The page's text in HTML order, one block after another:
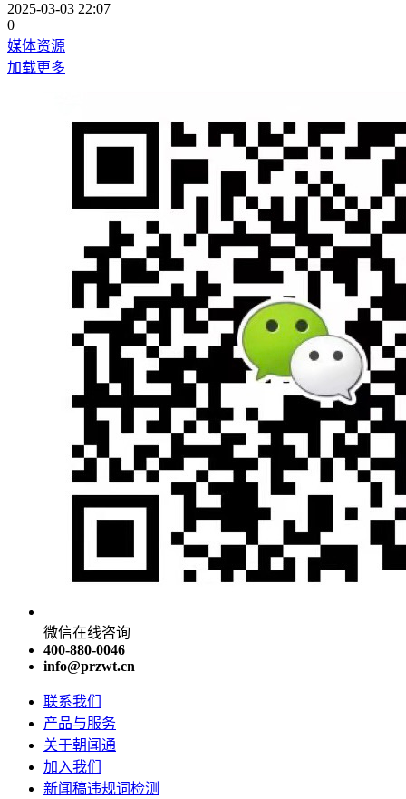
2025-03-03 22:07
0
媒体资源
加载更多
微信在线咨询
400-880-0046
info@przwt.cn
联系我们
产品与服务
关于朝闻通
加入我们
新闻稿违规词检测